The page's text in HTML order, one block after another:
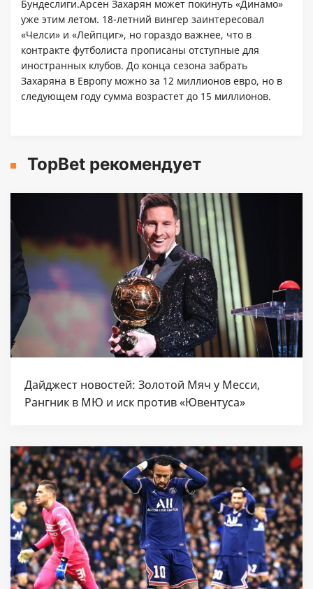
Бундеслиги.Арсен Захарян может покинуть «Динамо»
уже этим летом. 18-летний вингер заинтересовал
«Челси» и «Лейпциг», но гораздо важнее, что в
контракте футболиста прописаны отступные для
иностранных клубов. До конца сезона забрать
Захаряна в Европу можно за 12 миллионов евро, но в
следующем году сумма возрастет до 15 миллионов.
TopBet рекомендует
Дайджест новостей: Золотой Мяч у Месси,
Рангник в МЮ и иск против «Ювентуса»